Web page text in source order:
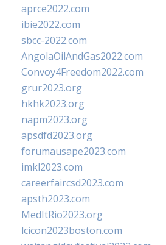
aprce2022.com
ibie2022.com
sbcc-2022.com
AngolaOilAndGas2022.com
Convoy4Freedom2022.com
grur2023.org
hkhk2023.org
napm2023.org
apsdfd2023.org
forumausape2023.com
imkl2023.com
careerfaircsd2023.com
apsth2023.com
MedItRio2023.org
lcicon2023boston.com